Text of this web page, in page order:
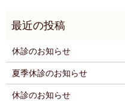
休診のお知らせ
夏季休診のお知らせ
休診のお知らせ